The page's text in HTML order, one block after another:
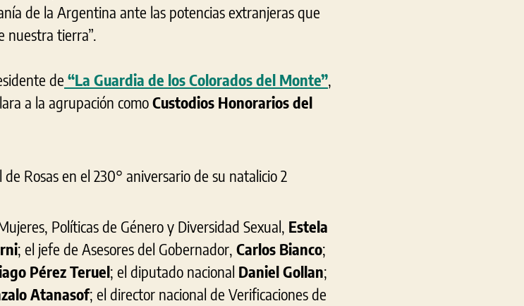
de la Argentina ante las potencias extranjeras que
nuestra tierra”.
de “La Guardia de los Colorados del Monte”,
a la agrupación comoCustodios Honorarios del
Políticas de Género y Diversidad Sexual, Estela
; el jefe de Asesores del Gobernador, Carlos Bianco;
Pérez Teruel; el diputado nacional Daniel Gollan;
Atanasof; el director nacional de Verificaciones de